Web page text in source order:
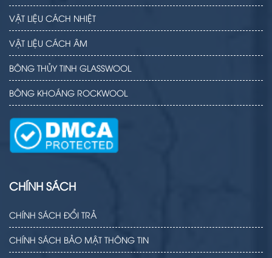
VẬT LIỆU CÁCH NHIỆT
VẬT LIỆU CÁCH ÂM
BÔNG THỦY TINH GLASSWOOL
BÔNG KHOÁNG ROCKWOOL
CHÍNH SÁCH
CHÍNH SÁCH ĐỔI TRẢ
CHÍNH SÁCH BẢO MẬT THÔNG TIN